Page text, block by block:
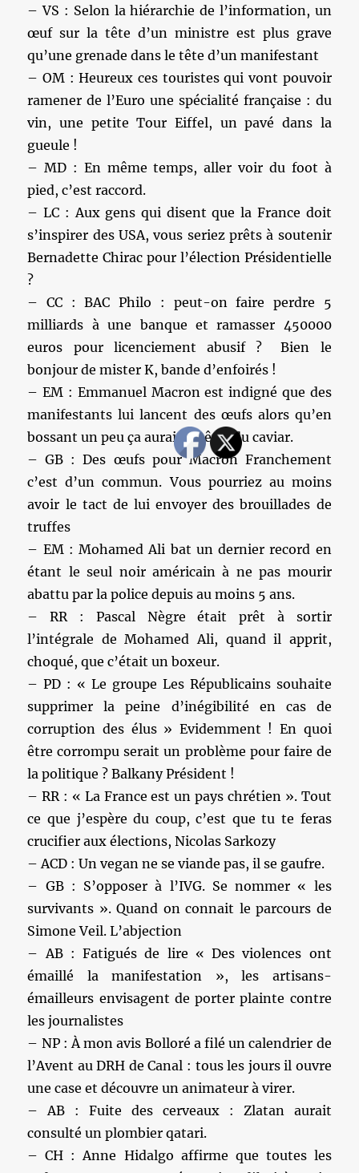
– VS : Selon la hiérarchie de l’information, un
œuf sur la tête d’un ministre est plus grave
qu’une grenade dans le tête d’un manifestant
– OM : Heureux ces touristes qui vont pouvoir
ramener de l’Euro une spécialité française : du
vin, une petite Tour Eiffel, un pavé dans la
gueule !
– MD : En même temps, aller voir du foot à
pied, c’est raccord.
– LC : Aux gens qui disent que la France doit
s’inspirer des USA, vous seriez prêts à soutenir
Bernadette Chirac pour l’élection Présidentielle
?
– CC : BAC Philo : peut-on faire perdre 5
milliards à une banque et ramasser 450000
euros pour licenciement abusif ? Bien le
bonjour de mister K, bande d’enfoirés !
– EM : Emmanuel Macron est indigné que des
manifestants lui lancent des œufs alors qu’en
bossant un peu ça aurait pu être du caviar.
– GB : Des œufs pour Macron Franchement
c’est d’un commun. Vous pourriez au moins
avoir le tact de lui envoyer des brouillades de
truffes
– EM : Mohamed Ali bat un dernier record en
étant le seul noir américain à ne pas mourir
abattu par la police depuis au moins 5 ans.
– RR : Pascal Nègre était prêt à sortir
l’intégrale de Mohamed Ali, quand il apprit,
choqué, que c’était un boxeur.
– PD : « Le groupe Les Républicains souhaite
supprimer la peine d’inégibilité en cas de
corruption des élus » Evidemment ! En quoi
être corrompu serait un problème pour faire de
la politique ? Balkany Président !
– RR : « La France est un pays chrétien ». Tout
ce que j’espère du coup, c’est que tu te feras
crucifier aux élections, Nicolas Sarkozy
– ACD : Un vegan ne se viande pas, il se gaufre.
– GB : S’opposer à l’IVG. Se nommer « les
survivants ». Quand on connait le parcours de
Simone Veil. L’abjection
– AB : Fatigués de lire « Des violences ont
émaillé la manifestation », les artisans-
émailleurs envisagent de porter plainte contre
les journalistes
– NP : À mon avis Bolloré a filé un calendrier de
l’Avent au DRH de Canal : tous les jours il ouvre
une case et découvre un animateur à virer.
– AB : Fuite des cerveaux : Zlatan aurait
consulté un plombier qatari.
– CH : Anne Hidalgo affirme que toutes les